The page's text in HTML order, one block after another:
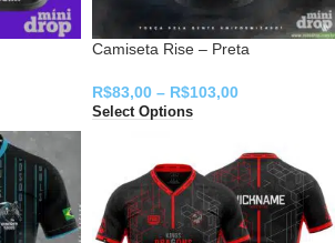
Camiseta Rise – Preta
R$83,00 – R$103,00
Select Options